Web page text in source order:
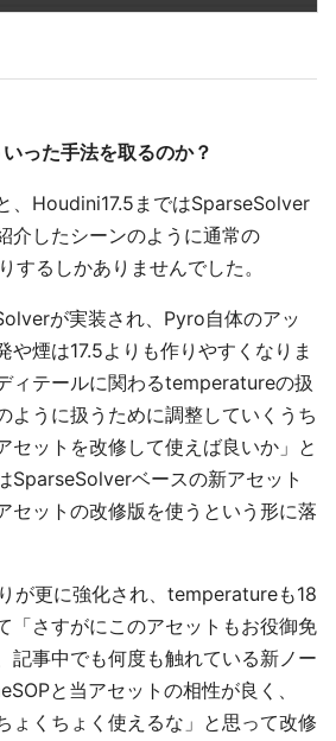
った手法を取るのか？
、Houdini17.5まではSparseSolver
介したシーンのように通常の
するしかありませんでした。
が実装され、Pyro自体のアッ
や煙は17.5よりも作りやすくなりま
ィテールに関わるtemperatureの扱
ように扱うために調整していくうち
セットを改修して使えば良いか」と
SparseSolverベースの新アセット
セットの改修版を使うという形に落
が更に強化され、temperatureも18
「さすがにこのアセットもお役御免
記事中でも何度も触れている新ノー
と当アセットの相性が良く、
ょくちょく使えるな」と思って改修